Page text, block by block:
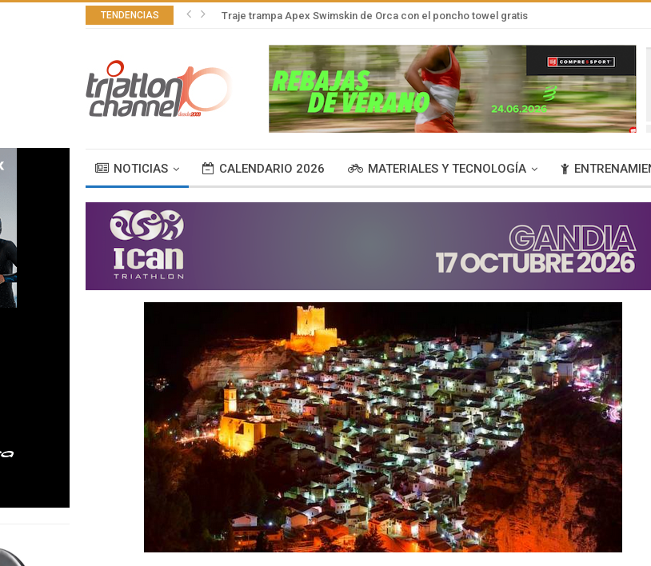
TENDENCIAS Traje trampa Apex Swimskin de Orca con el poncho towel gratis
NOTICIAS CALENDARIO 2026 MATERIALES Y TECNOLOGÍA